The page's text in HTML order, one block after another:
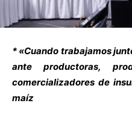
* «Cuando trabajamos
ante productoras,
comercializadores de
maíz